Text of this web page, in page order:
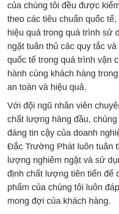
của chúng tôi đều được
theo các tiêu chuẩn quốc
hiệu quả trong quá trình sử
ngặt tuân thủ các quy tắc
quốc tế trong quá trình vận
hành cùng khách hàng
an toàn và hiệu quả.
Với đội ngũ nhân viên
chất lượng hàng đầu,
đáng tin cậy của doanh
Đắc Trường Phát luôn tuân
lượng nghiêm ngặt và sử
định chất lượng tiên tiến để
phẩm của chúng tôi luôn
mong đợi của khách hàng.